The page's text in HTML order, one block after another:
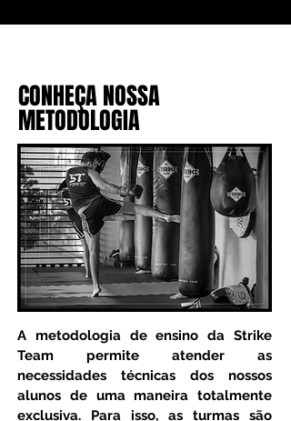
CONHEÇA NOSSA
METODOLOGIA
A metodologia de ensino da Strike
Team permite atender as
necessidades técnicas dos nossos
alunos de uma maneira totalmente
exclusiva. Para isso, as turmas são